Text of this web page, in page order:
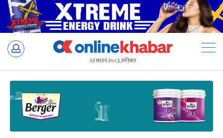
Skip
२३ साउन २०८३, शनिबार